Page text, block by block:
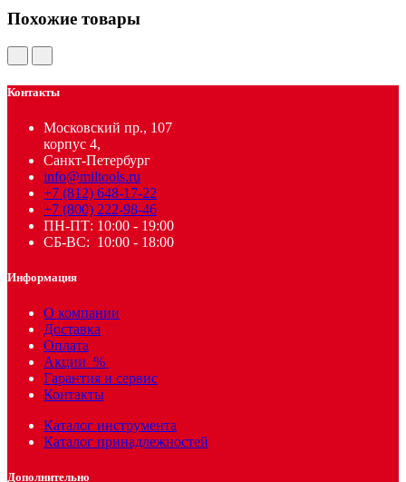
Похожие товары
Контакты
Московский пр., 107
корпус 4,
Санкт-Петербург
info@miltools.ru
+7 (812) 648-17-22
+7 (800) 222-98-46
ПН-ПТ: 10:00 - 19:00
СБ-ВС: 10:00 - 18:00
Информация
О компании
Доставка
Оплата
Акции %
Гарантия и сервис
Контакты
Каталог инструмента
Каталог принадлежностей
Дополнительно